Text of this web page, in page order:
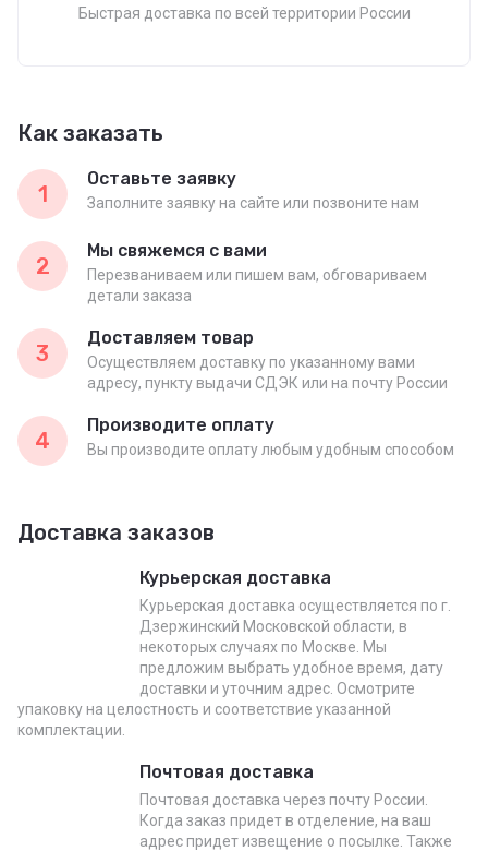
Быстрая доставка по всей территории России
Как заказать
1
Оставьте заявку
Заполните заявку на сайте или позвоните нам
2
Мы свяжемся с вами
Перезваниваем или пишем вам, обговариваем
детали заказа
3
Доставляем товар
Осуществляем доставку по указанному вами
адресу, пункту выдачи СДЭК или на почту России
4
Производите оплату
Вы производите оплату любым удобным способом
Доставка заказов
Курьерская доставка
Курьерская доставка осуществляется по г.
Дзержинский Московской области, в
некоторых случаях по Москве. Мы
предложим выбрать удобное время, дату
доставки и уточним адрес. Осмотрите
упаковку на целостность и соответствие указанной
комплектации.
Почтовая доставка
Почтовая доставка через почту России.
Когда заказ придет в отделение, на ваш
адрес придет извещение о посылке. Также